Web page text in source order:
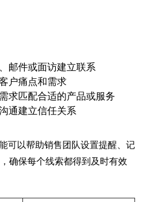
邮件或面访建立联系
户痛点和需求
求匹配合适的产品或服务
通建立信任关系
可以帮助销售团队设置提醒、记
确保每个线索都得到及时有效